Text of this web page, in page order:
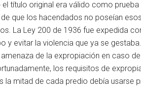
título original era válido como
que los hacendados no poseían
La Ley 200 de 1936 fue expedida
y evitar la violencia que ya se
de la expropiación en caso
los requisitos de
mitad de cada predio debía usarse